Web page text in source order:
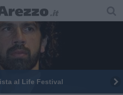
al Life Festival